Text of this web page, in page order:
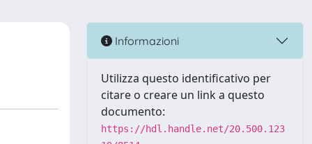
Informazioni
Utilizza questo identificativo per
citare o creare un link a questo
documento:
https://hdl.handle.net/20.500.123